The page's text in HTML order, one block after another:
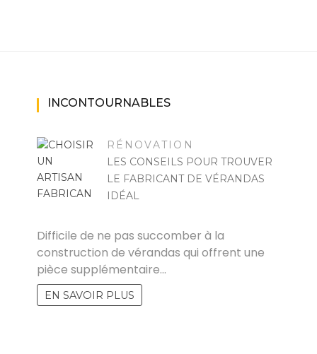
INCONTOURNABLES
RÉNOVATION
LES CONSEILS POUR TROUVER
LE FABRICANT DE VÉRANDAS
IDÉAL
Difficile de ne pas succomber à la
construction de vérandas qui offrent une
pièce supplémentaire…
EN SAVOIR PLUS